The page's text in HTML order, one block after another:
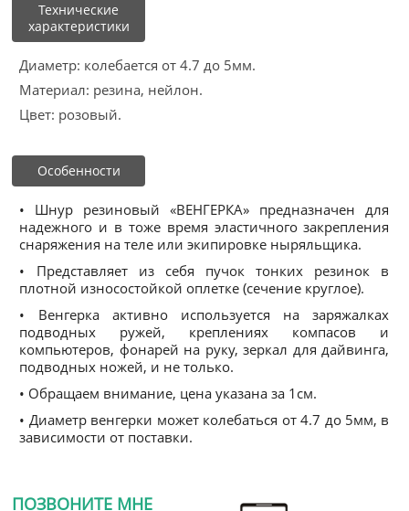
Технические
характеристики
Диаметр: колебается от 4.7 до 5мм.
Материал: резина, нейлон.
Цвет: розовый.
Особенности
• Шнур резиновый «ВЕНГЕРКА» предназначен для
надежного и в тоже время эластичного закрепления
снаряжения на теле или экипировке ныряльщика.
• Представляет из себя пучок тонких резинок в
плотной износостойкой оплетке (сечение круглое).
• Венгерка активно используется на заряжалках
подводных ружей, креплениях компасов и
компьютеров, фонарей на руку, зеркал для дайвинга,
подводных ножей, и не только.
• Обращаем внимание, цена указана за 1см.
• Диаметр венгерки может колебаться от 4.7 до 5мм, в
зависимости от поставки.
ПОЗВОНИТЕ МНЕ